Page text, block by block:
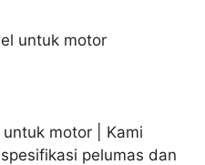
motor | Kami
pelumas dan